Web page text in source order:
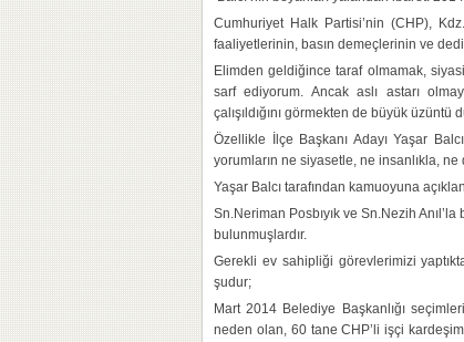
Cumhuriyet Halk Partisi’nin (CHP),
faaliyetlerinin, basın demeçlerinin ve
Elimden geldiğince taraf olmamak,
sarf ediyorum. Ancak aslı astarı
çalışıldığını görmekten de büyük üzüntü
Özellikle İlçe Başkanı Adayı Yaşar
yorumların ne siyasetle, ne insanlıkla,
Yaşar Balcı tarafından kamuoyuna
Sn.Neriman Posbıyık ve Sn.Nezih
bulunmuşlardır.
Gerekli ev sahipliği görevlerimizi
şudur;
Mart 2014 Belediye Başkanlığı
neden olan, 60 tane CHP’li işçi